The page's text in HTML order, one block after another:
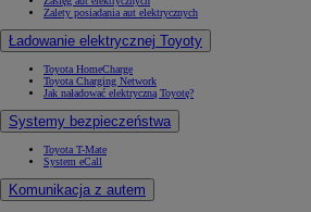
Zalety posiadania aut elektrycznych
Ładowanie elektrycznej Toyoty
Toyota HomeCharge
Toyota Charging Network
Jak naładować elektryczną Toyotę?
Systemy bezpieczeństwa
Toyota T-Mate
System eCall
Komunikacja z autem